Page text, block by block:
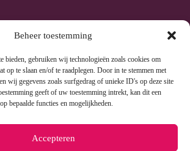
Beheer toestemming
bieden, gebruiken wij technologieën zoals cookies om
op te slaan en/of te raadplegen. Door in te stemmen met
wij gegevens zoals surfgedrag of unieke ID's op deze site
geeft of uw toestemming intrekt, kan dit een
bepaalde functies en mogelijkheden.
Accepteren
Handige links: